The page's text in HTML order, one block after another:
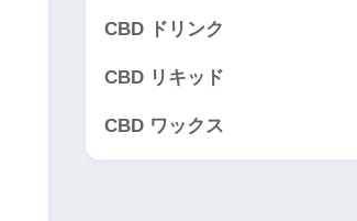
CBD ドリンク
CBD リキッド
CBD ワックス